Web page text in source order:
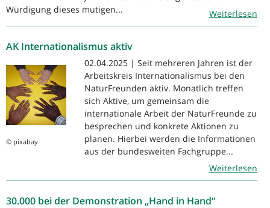
Würdigung dieses mutigen...
Weiterlesen
AK Internationalismus aktiv
© pixabay
02.04.2025 | Seit mehreren Jahren ist der
Arbeitskreis Internationalismus bei den
NaturFreunden aktiv. Monatlich treffen
sich Aktive, um gemeinsam die
internationale Arbeit der NaturFreunde zu
besprechen und konkrete Aktionen zu
planen. Hierbei werden die Informationen
aus der bundesweiten Fachgruppe...
Weiterlesen
30.000 bei der Demonstration „Hand in Hand“